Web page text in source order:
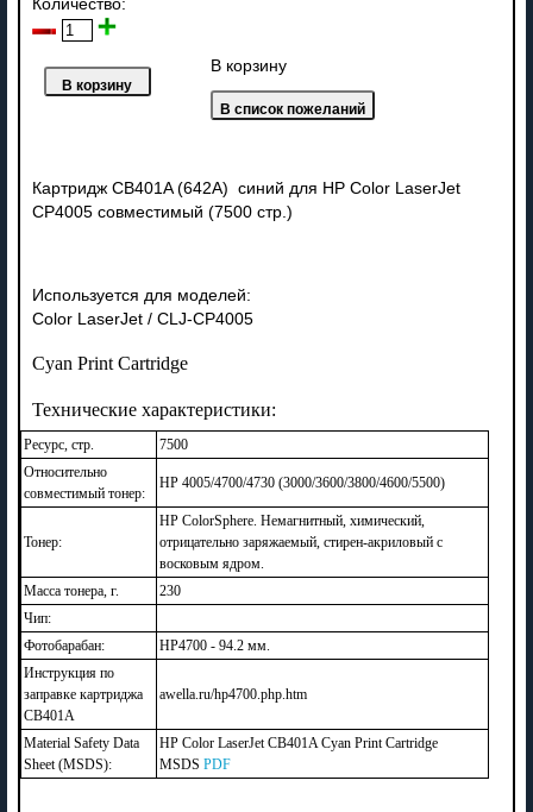
Количество:
В корзину
Картридж CB401A (642A) синий для HP Color LaserJet
CP4005 совместимый (7500 стр.)
Используется для моделей:
Color LaserJet / CLJ-CP4005
Cyan Print Cartridge
Технические характеристики:
Ресурс, стр.
7500
Относительно
совместимый тонер:
HP 4005/4700/4730 (3000/3600/3800/4600/5500)
Тонер:
HP ColorSphere. Немагнитный, химический,
отрицательно заряжаемый, стирен-акриловый с
восковым ядром.
Масса тонера, г.
230
Чип:
Фотобарабан:
HP4700 - 94.2 мм.
Инструкция по
заправке картриджа
CB401A
awella.ru/hp4700.php.htm
Material Safety Data
Sheet (MSDS):
HP Color LaserJet CB401A Cyan Print Cartridge
MSDS PDF